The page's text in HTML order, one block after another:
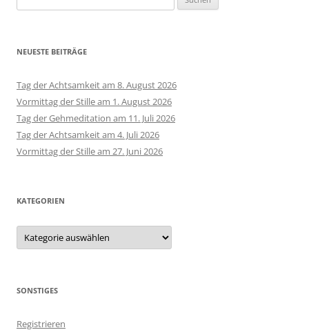
nach:
NEUESTE BEITRÄGE
Tag der Achtsamkeit am 8. August 2026
Vormittag der Stille am 1. August 2026
Tag der Gehmeditation am 11. Juli 2026
Tag der Achtsamkeit am 4. Juli 2026
Vormittag der Stille am 27. Juni 2026
KATEGORIEN
Kategorien
SONSTIGES
Registrieren